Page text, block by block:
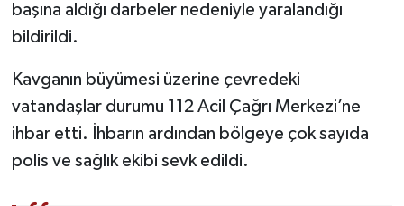
başına aldığı darbeler nedeniyle yaralandığı
bildirildi.
Kavganın büyümesi üzerine çevredeki
vatandaşlar durumu 112 Acil Çağrı Merkezi’ne
ihbar etti. İhbarın ardından bölgeye çok sayıda
polis ve sağlık ekibi sevk edildi.